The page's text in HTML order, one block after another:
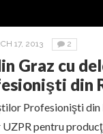
17, 2013 2
Graz cu
din
Profesionişti
pentru